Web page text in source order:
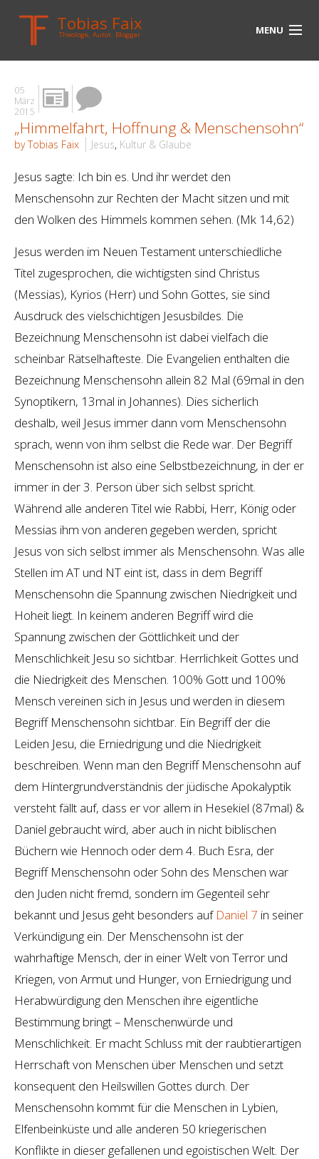
Tobias Faix
Theologe, Autor, Blogger MENU
HOME
BLOG
BIOGRAPHIE
UNTERWEGS
MEDIEN
KONTAKT
LINKS
05
März
2015
„Himmelfahrt, Hoffnung & Menschensohn“
by Tobias Faix Jesus, Kultur & Glaube
Jesus sagte: Ich bin es. Und ihr werdet den
Menschensohn zur Rechten der Macht sitzen und mit
den Wolken des Himmels kommen sehen. (Mk 14,62)
Jesus werden im Neuen Testament unterschiedliche
Titel zugesprochen, die wichtigsten sind Christus
(Messias), Kyrios (Herr) und Sohn Gottes, sie sind
Ausdruck des vielschichtigen Jesusbildes. Die
Bezeichnung Menschensohn ist dabei vielfach die
scheinbar Rätselhafteste. Die Evangelien enthalten die
Bezeichnung Menschensohn allein 82 Mal (69mal in den
Synoptikern, 13mal in Johannes). Dies sicherlich
deshalb, weil Jesus immer dann vom Menschensohn
sprach, wenn von ihm selbst die Rede war. Der Begriff
Menschensohn ist also eine Selbstbezeichnung, in der er
immer in der 3. Person über sich selbst spricht.
Während alle anderen Titel wie Rabbi, Herr, König oder
Messias ihm von anderen gegeben werden, spricht
Jesus von sich selbst immer als Menschensohn. Was alle
Stellen im AT und NT eint ist, dass in dem Begriff
Menschensohn die Spannung zwischen Niedrigkeit und
Hoheit liegt. In keinem anderen Begriff wird die
Spannung zwischen der Göttlichkeit und der
Menschlichkeit Jesu so sichtbar. Herrlichkeit Gottes und
die Niedrigkeit des Menschen. 100% Gott und 100%
Mensch vereinen sich in Jesus und werden in diesem
Begriff Menschensohn sichtbar. Ein Begriff der die
Leiden Jesu, die Erniedrigung und die Niedrigkeit
beschreiben. Wenn man den Begriff Menschensohn auf
dem Hintergrundverständnis der jüdische Apokalyptik
versteht fällt auf, dass er vor allem in Hesekiel (87mal) &
Daniel gebraucht wird, aber auch in nicht biblischen
Büchern wie Hennoch oder dem 4. Buch Esra, der
Begriff Menschensohn oder Sohn des Menschen war
den Juden nicht fremd, sondern im Gegenteil sehr
bekannt und Jesus geht besonders auf Daniel 7 in seiner
Verkündigung ein. Der Menschensohn ist der
wahrhaftige Mensch, der in einer Welt von Terror und
Kriegen, von Armut und Hunger, von Erniedrigung und
Herabwürdigung den Menschen ihre eigentliche
Bestimmung bringt – Menschenwürde und
Menschlichkeit. Er macht Schluss mit der raubtierartigen
Herrschaft von Menschen über Menschen und setzt
konsequent den Heilswillen Gottes durch. Der
Menschensohn kommt für die Menschen in Lybien,
Elfenbeinküste und alle anderen 50 kriegerischen
Konflikte in dieser gefallenen und egoistischen Welt. Der